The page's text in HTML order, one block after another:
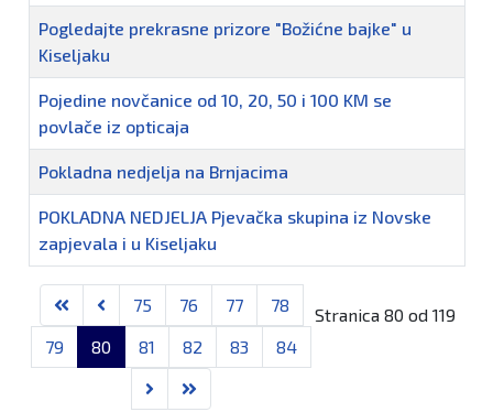
Pogledajte prekrasne prizore "Božićne bajke" u
Kiseljaku
Pojedine novčanice od 10, 20, 50 i 100 KM se
povlače iz opticaja
Pokladna nedjelja na Brnjacima
POKLADNA NEDJELJA Pjevačka skupina iz Novske
zapjevala i u Kiseljaku
Stranica 80 od 119
75 76 77
78
79
80 81 82 83 84